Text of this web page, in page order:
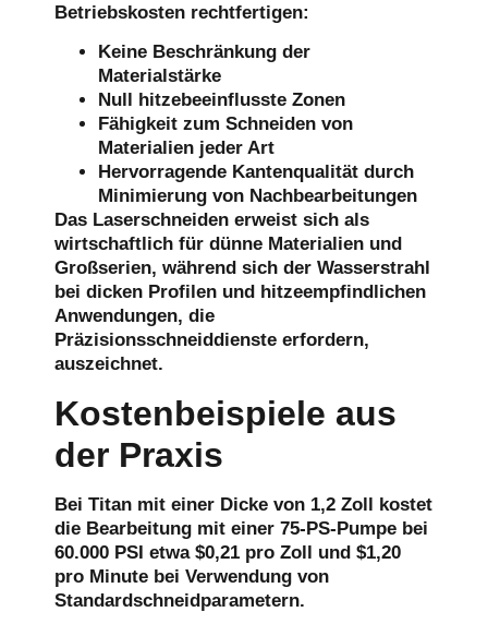
Betriebskosten rechtfertigen:
Keine Beschränkung der
Materialstärke
Null hitzebeeinflusste Zonen
Fähigkeit zum Schneiden von
Materialien jeder Art
Hervorragende Kantenqualität durch
Minimierung von Nachbearbeitungen
Das Laserschneiden erweist sich als
wirtschaftlich für dünne Materialien und
Großserien, während sich der Wasserstrahl
bei dicken Profilen und hitzeempfindlichen
Anwendungen, die
Präzisionsschneiddienste erfordern,
auszeichnet.
Kostenbeispiele aus
der Praxis
Bei Titan mit einer Dicke von 1,2 Zoll kostet
die Bearbeitung mit einer 75-PS-Pumpe bei
60.000 PSI etwa $0,21 pro Zoll und $1,20
pro Minute bei Verwendung von
Standardschneidparametern.